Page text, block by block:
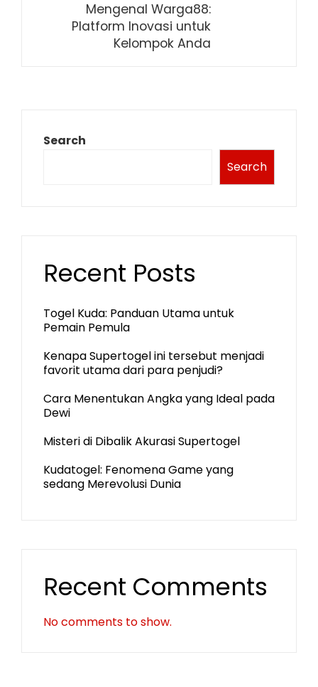
Mengenal Warga88:
Platform Inovasi untuk
Kelompok Anda
Search
Search
Recent Posts
Togel Kuda: Panduan Utama untuk
Pemain Pemula
Kenapa Supertogel ini tersebut menjadi
favorit utama dari para penjudi?
Cara Menentukan Angka yang Ideal pada
Dewi
Misteri di Dibalik Akurasi Supertogel
Kudatogel: Fenomena Game yang
sedang Merevolusi Dunia
Recent Comments
No comments to show.